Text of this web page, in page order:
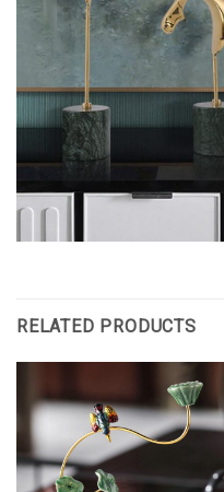
RELATED PRODUCTS